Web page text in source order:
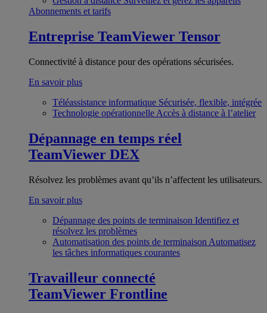
Abonnements et tarifs
Entreprise TeamViewer Tensor
Connectivité à distance pour des opérations sécurisées.
En savoir plus
Téléassistance informatique Sécurisée, flexible, intégrée
Technologie opérationnelle Accès à distance à l’atelier
Dépannage en temps réel
TeamViewer DEX
Résolvez les problèmes avant qu’ils n’affectent les utilisateurs.
En savoir plus
Dépannage des points de terminaison Identifiez et
résolvez les problèmes
Automatisation des points de terminaison Automatisez
les tâches informatiques courantes
Travailleur connecté
TeamViewer Frontline